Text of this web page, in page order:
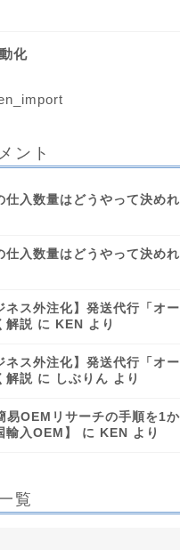
化
ント
仕入数量はどうやって決め
仕入数量はどうやって決め
ネス外注化】発送代行「オ
解説 に KEN より
ネス外注化】発送代行「オ
解説 に しぶりん より
易OEMリサーチの手順を1
入OEM】
に KEN より
覧